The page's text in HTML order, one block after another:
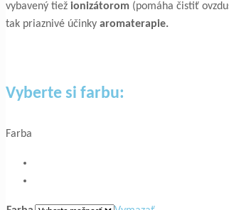
vybavený tiež ionizátorom (pomáha čistiť
tak priaznivé účinky aromaterapie.
Vyberte si farbu:
Farba